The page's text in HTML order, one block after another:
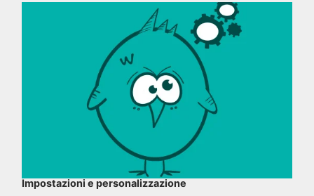
Impostazioni e personalizzazione